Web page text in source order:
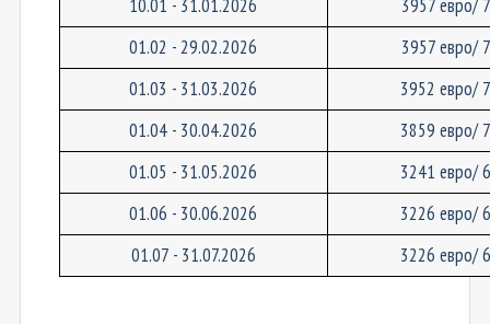
10.01 - 31.01.2026
3957 евро/
01.02 - 29.02.2026
3957 евро/
01.03 - 31.03.2026
3952 евро/
01.04 - 30.04.2026
3859 евро/
01.05 - 31.05.2026
3241 евро/
01.06 - 30.06.2026
3226 евро/
01.07 - 31.07.2026
3226 евро/